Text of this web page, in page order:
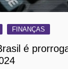
FINANÇAS
é